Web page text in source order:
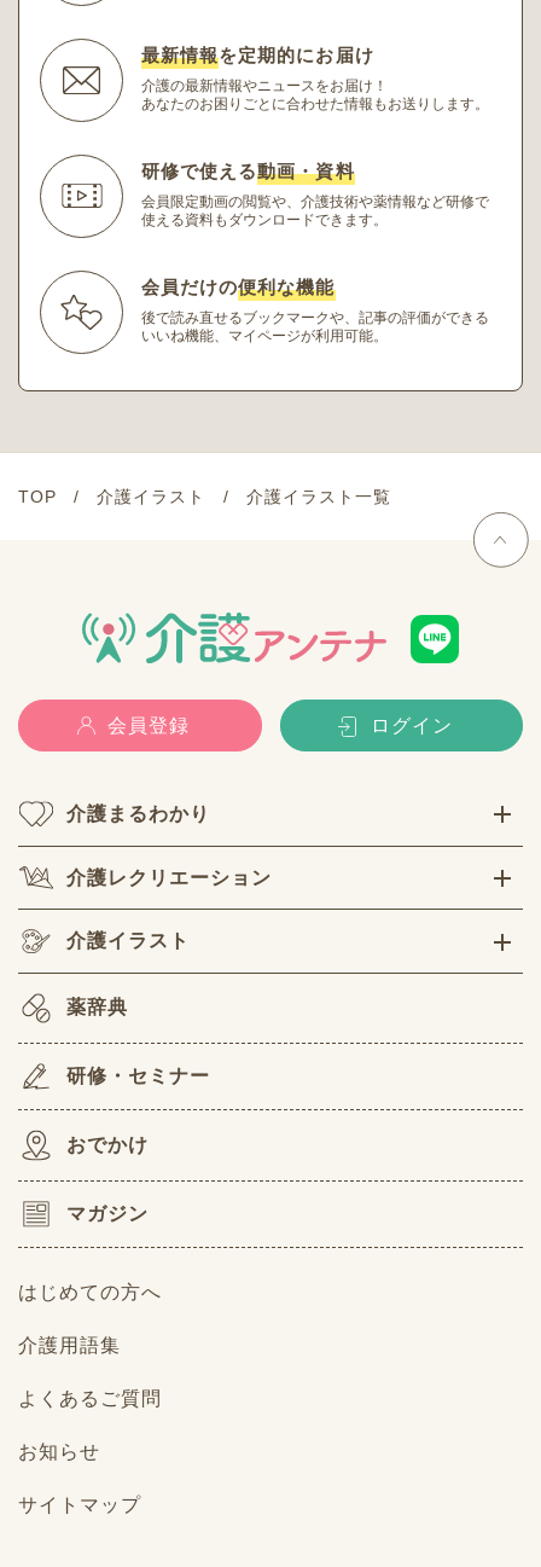
最新情報を定期的にお届け
介護の最新情報やニュースをお届け！
あなたのお困りごとに合わせた情報もお送りします。
研修で使える動画・資料
会員限定動画の閲覧や、介護技術や薬情報など研修で
使える資料もダウンロードできます。
会員だけの便利な機能
後で読み直せるブックマークや、記事の評価ができる
いいね機能、マイページが利用可能。
TOP 介護イラスト 介護イラスト一覧
会員登録 ログイン
介護まるわかり
介護レクリエーション
介護イラスト
薬辞典
研修・セミナー
おでかけ
マガジン
はじめての方へ
介護用語集
よくあるご質問
お知らせ
サイトマップ